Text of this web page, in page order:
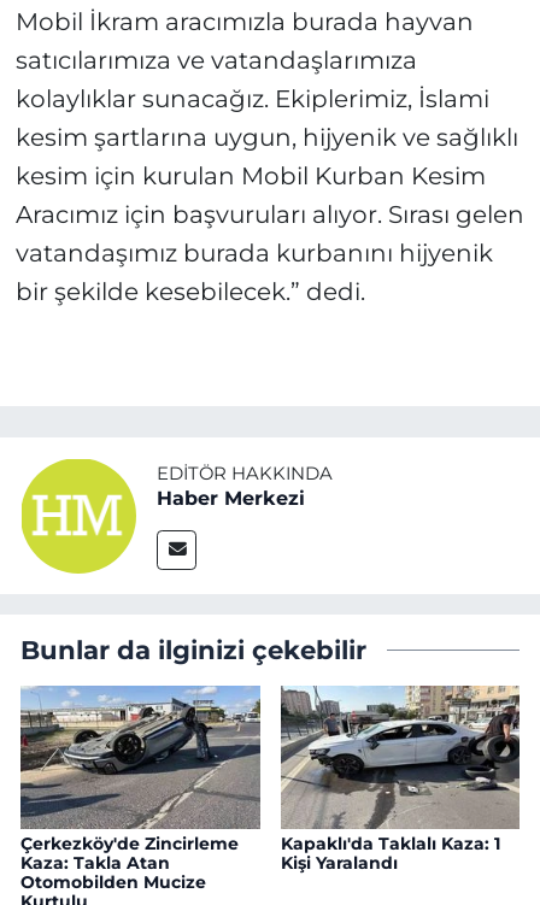
Mobil İkram aracımızla burada hayvan
satıcılarımıza ve vatandaşlarımıza
kolaylıklar sunacağız. Ekiplerimiz, İslami
kesim şartlarına uygun, hijyenik ve sağlıklı
kesim için kurulan Mobil Kurban Kesim
Aracımız için başvuruları alıyor. Sırası gelen
vatandaşımız burada kurbanını hijyenik
bir şekilde kesebilecek.” dedi.
EDITÖR HAKKINDA
Haber Merkezi
Bunlar da ilginizi çekebilir
Çerkezköy'de Zincirleme
Kaza: Takla Atan
Otomobilden Mucize
Kapaklı'da Taklalı Kaza: 1
Kişi Yaralandı